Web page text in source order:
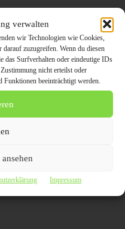
verwalten
wir Technologien wie Cookies,
zuzugreifen. Wenn du diesen
das Surfverhalten oder eindeutige IDs
nicht erteilst oder
Funktionen beeinträchtigt werden.
Impressum
nicht nutzbaren und
die dafür sorgen,
in die Umwelt und das
es einen Gewinn für
abholen zu lassen.